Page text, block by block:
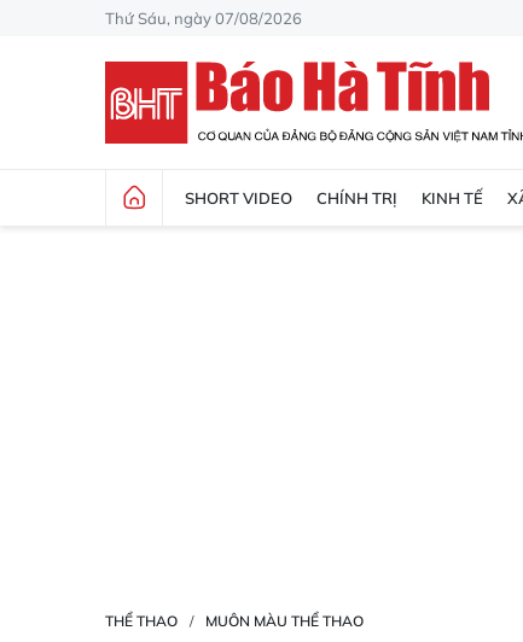
Thứ Sáu, ngày 07/08/2026
SHORT VIDEO CHÍNH TRỊ KINH TẾ
THỂ THAO MUÔN MÀU THỂ THAO